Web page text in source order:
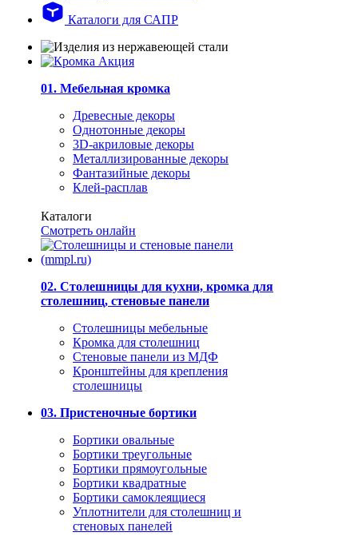
Каталоги для САПР
01. Мебельная кромка
Древесные декоры
Однотонные декоры
3D-акриловые декоры
Металлизированные декоры
Фантазийные декоры
Клей-расплав
Каталоги
Смотреть онлайн
02. Столешницы для кухни, кромка для
столешниц, стеновые панели
Столешницы мебельные
Кромка для столешниц
Стеновые панели из МДФ
Кронштейны для крепления
столешницы
03. Пристеночные бортики
Бортики овальные
Бортики треугольные
Бортики прямоугольные
Бортики квадратные
Бортики самоклеящиеся
Уплотнители для столешниц и
стеновых панелей